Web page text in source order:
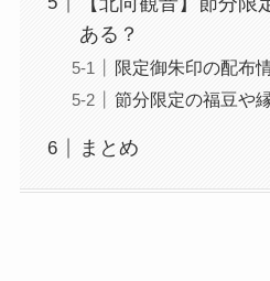
ある？
限定御朱印の配布
節分限定の福豆や
まとめ